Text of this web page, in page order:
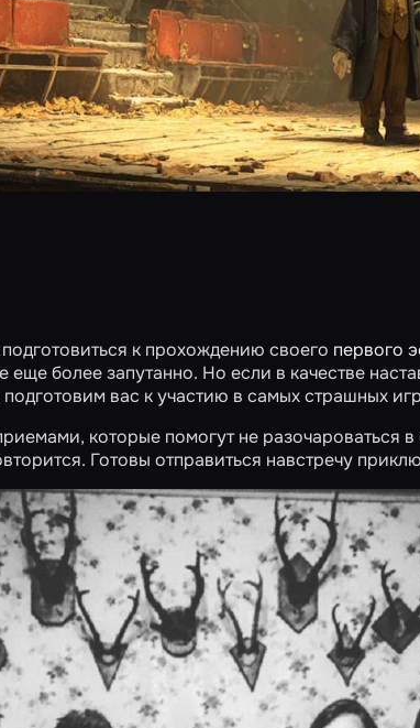
к прохождению своего первого
еще более запутанно. Но если в качестве
вас к участию в самых страшных
которые помогут не разочароваться
Готовы отправиться навстречу